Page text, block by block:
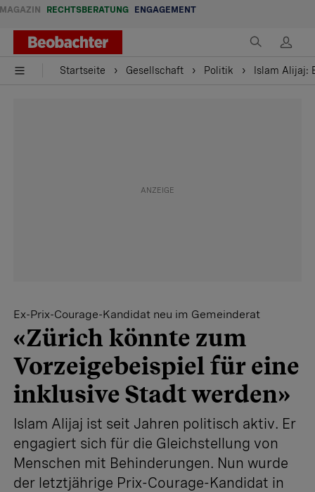
MAGAZIN RECHTSBERATUNG ENGAGEMENT
Startseite Gesellschaft Politik Islam Alijaj:
Ex-Prix-Courage-Kandidat neu im Gemeinderat
«Zürich könnte zum
Vorzeigebeispiel für eine
inklusive Stadt werden»
Islam Alijaj ist seit Jahren politisch aktiv. Er
engagiert sich für die Gleichstellung von
Menschen mit Behinderungen. Nun wurde
der letztjährige Prix-Courage-Kandidat in